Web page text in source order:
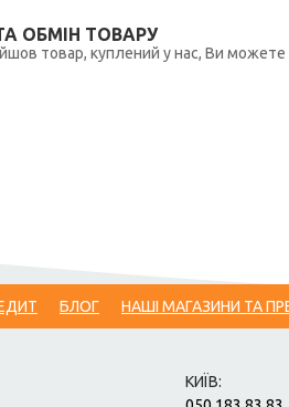
ОБМІН ТОВАРУ
товар, куплений у нас, Ви можете
БЛОГ НАШІ МАГАЗИНИ ТА
КИЇВ: